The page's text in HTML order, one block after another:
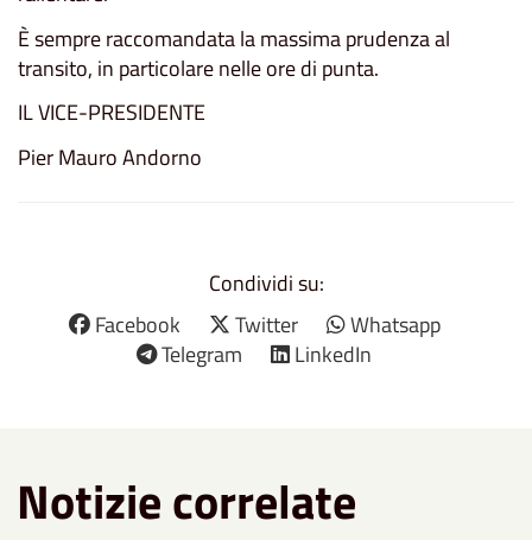
È sempre raccomandata la massima prudenza al
transito, in particolare nelle ore di punta.
IL VICE-PRESIDENTE
Pier Mauro Andorno
Condividi su:
Facebook
Twitter
Whatsapp
Telegram
LinkedIn
Notizie correlate